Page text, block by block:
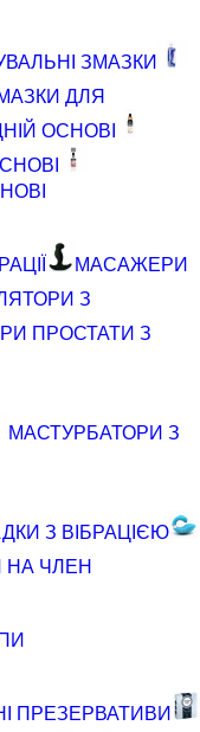
ЗМАЗКИ
ДЛЯ
ОСНОВІ
МАСАЖЕРИ
З
ПРОСТАТИ З
МАСТУРБАТОРИ З
З ВІБРАЦІЄЮ
НА ЧЛЕН
ПРЕЗЕРВАТИВИ